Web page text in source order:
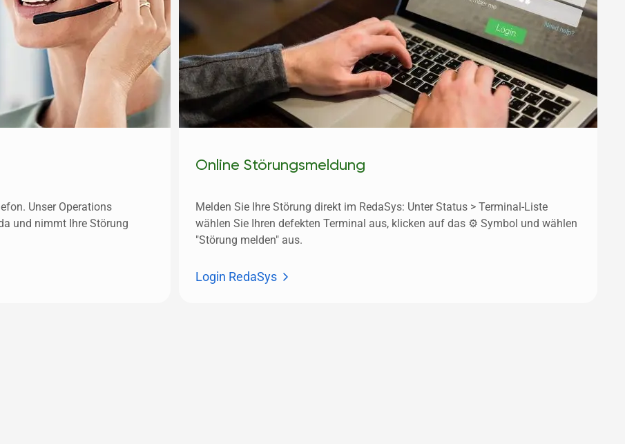
Unser Operations
und nimmt Ihre Störung
Online Störungsmeldung
Melden Sie Ihre Störung direkt im RedaSys: Unter Status > Terminal-Liste
wählen Sie Ihren defekten Terminal aus, klicken auf das ⚙️ Symbol und wählen
"Störung melden" aus.
Login RedaSys